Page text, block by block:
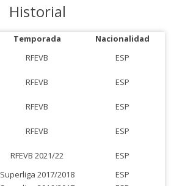
Historial
Temporada
Nacionalidad
RFEVB
ESP
RFEVB
ESP
RFEVB
ESP
RFEVB
ESP
RFEVB 2021/22
ESP
Superliga 2017/2018
ESP